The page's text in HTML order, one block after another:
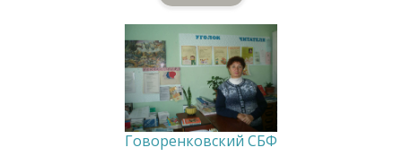
Говоренковский СБФ